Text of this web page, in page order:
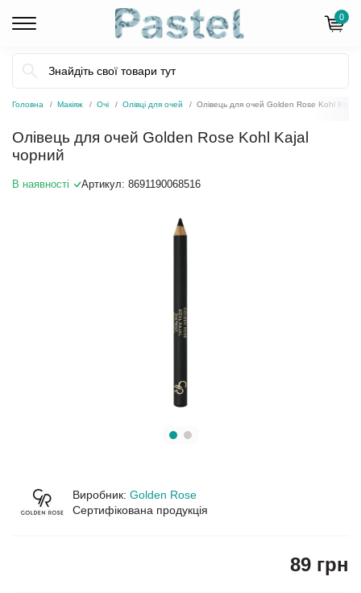
0
Головна Макіяж Очі Олівці для очей Олівець для очей Golden Rose Kohl Kajal
Олівець для очей Golden Rose Kohl Kajal
чорний
В наявності Артикул: 8691190068516
Виробник: Golden Rose
Сертифікована продукція
89 грн